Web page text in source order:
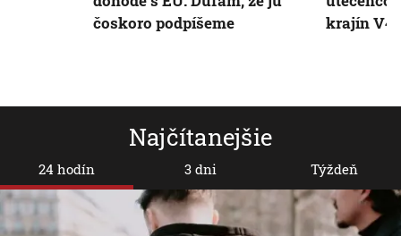
Najčítanejšie
24 hodín 3 dni Týždeň
čoskoro podpíšeme
krajín V4